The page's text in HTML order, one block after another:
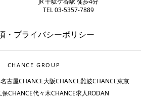
TEL 03-5357-7889
・ プライバシーポリシー
CHANCE GROUP
古屋CHANCE大阪CHANCE難波CHANCE東京
保CHANCE代々木CHANCE求人RODAN